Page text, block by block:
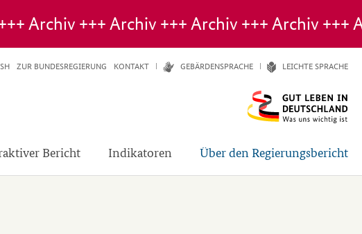
Bericht Indikatoren Über den Regierungsbericht
ZUR BUNDESREGIERUNG KONTAKT GE­BÄR­DEN­SPRA­CHE LEICH­TE SPRA­CHE